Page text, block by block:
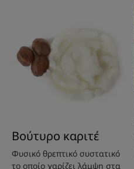
Βούτυρο καριτέ
Φυσικό θρεπτικό συστατικό
το οποίο χαρίζει λάμψη στα